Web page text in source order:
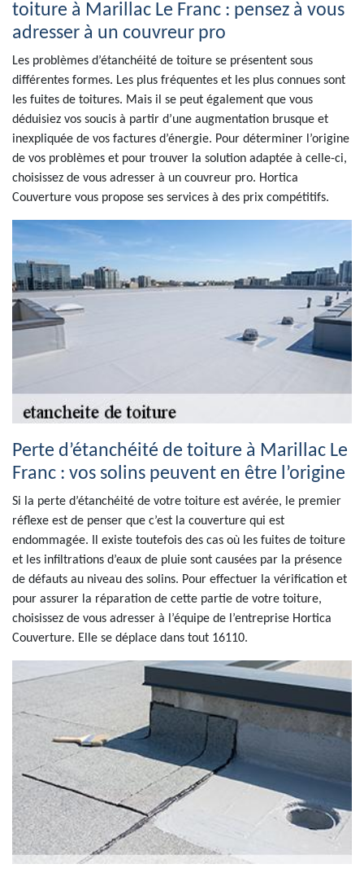
toiture à Marillac Le Franc : pensez à vous
adresser à un couvreur pro
Les problèmes d’étanchéité de toiture se présentent sous
différentes formes. Les plus fréquentes et les plus connues sont
les fuites de toitures. Mais il se peut également que vous
déduisiez vos soucis à partir d’une augmentation brusque et
inexpliquée de vos factures d’énergie. Pour déterminer l’origine
de vos problèmes et pour trouver la solution adaptée à celle-ci,
choisissez de vous adresser à un couvreur pro. Hortica
Couverture vous propose ses services à des prix compétitifs.
Perte d’étanchéité de toiture à Marillac Le
Franc : vos solins peuvent en être l’origine
Si la perte d’étanchéité de votre toiture est avérée, le premier
réflexe est de penser que c’est la couverture qui est
endommagée. Il existe toutefois des cas où les fuites de toiture
et les infiltrations d’eaux de pluie sont causées par la présence
de défauts au niveau des solins. Pour effectuer la vérification et
pour assurer la réparation de cette partie de votre toiture,
choisissez de vous adresser à l’équipe de l’entreprise Hortica
Couverture. Elle se déplace dans tout 16110.